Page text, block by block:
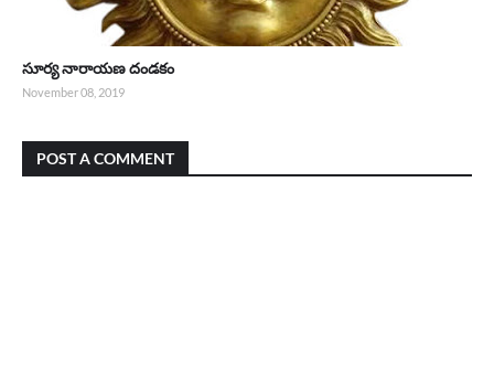
సూర్య నారాయణ దండకం
November 08, 2019
POST A COMMENT